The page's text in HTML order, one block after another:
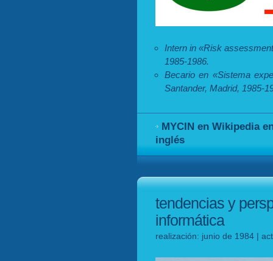
Intern in «Risk
1985-1986.
Becario en «Sistema
Santander, Madrid, 1985-
MYCIN en Wikipedia
inglés
tendencias y
informática
realización: junio de 1984 |